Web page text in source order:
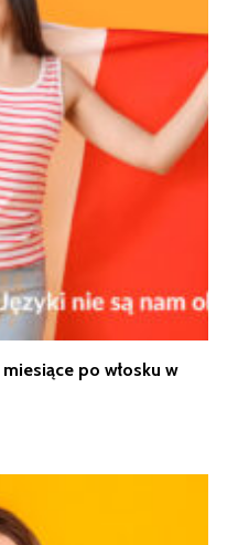
po włosku w